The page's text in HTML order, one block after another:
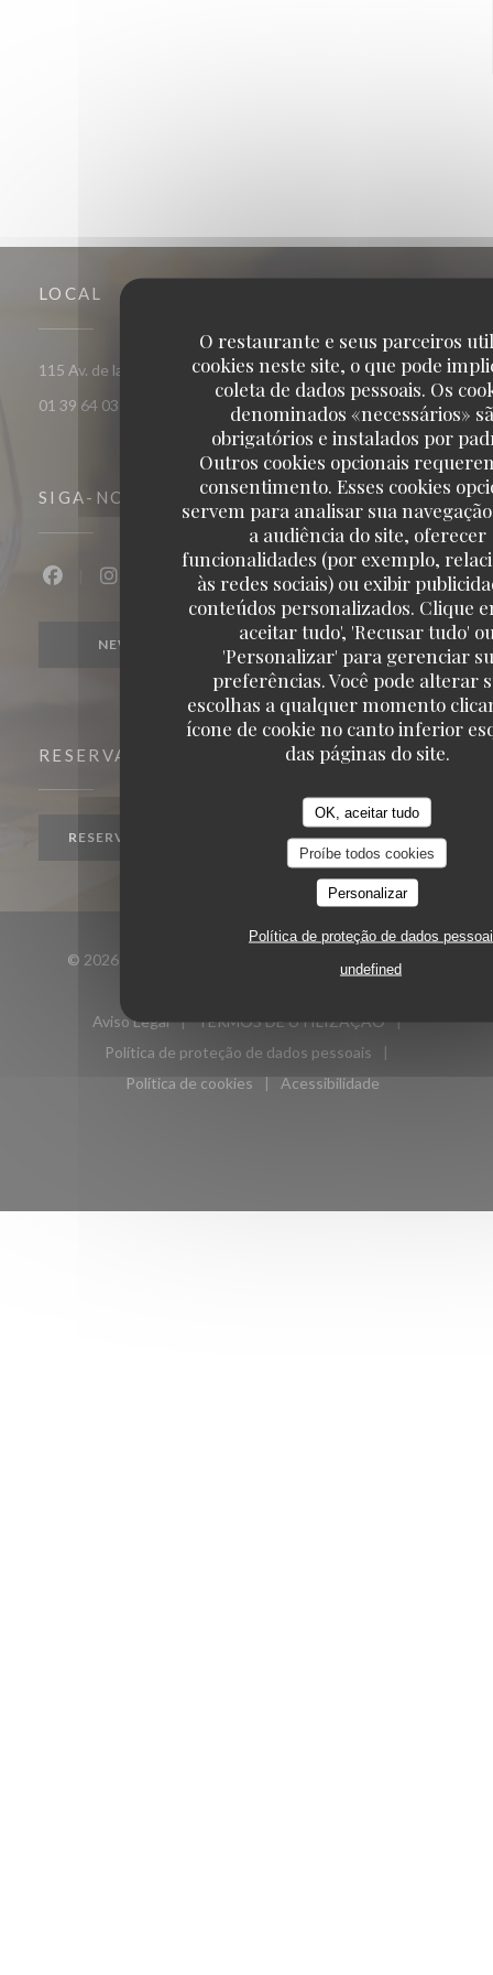
O restaurante e seus parceiros
cookies neste site, o que pode
coleta de dados pessoais. Os
denominados «necessários»
obrigatórios e instalados por
Outros cookies opcionais
consentimento. Esses cookies
servem para analisar sua
a audiência do site, oferecer
funcionalidades (por exemplo,
às redes sociais) ou exibir
conteúdos personalizados. Clique
aceitar tudo', 'Recusar tudo'
'Personalizar' para gerenciar
preferências. Você pode alterar
escolhas a qualquer momento
ícone de cookie no canto inferior
das páginas do site.
OK, aceitar tudo
Proíbe todos cookies
Personalizar
Política de proteção de dados
undefined
LOCAL
115 Av. de la Division Leclerc 95880 Enghien-les-Bains((abre numa
01 39 64 03 90
SIGA-NOS
Facebook ((abre numa nova janela))
Instagram ((abre numa nova janela))
NEWSLETTER
RESERVA
RESERVAR UMA MESA
© 2026 Il Capriccio Enghien-les-Bains — Website do
Aviso Legal
((abre numa nova janela))
TERMOS DE UTILIZAÇÃO
((abre numa nova janela))
Política de proteção de dados pessoais
((abre numa nova janela))
Política de cookies
((abre numa nova janela))
Acessibilidade